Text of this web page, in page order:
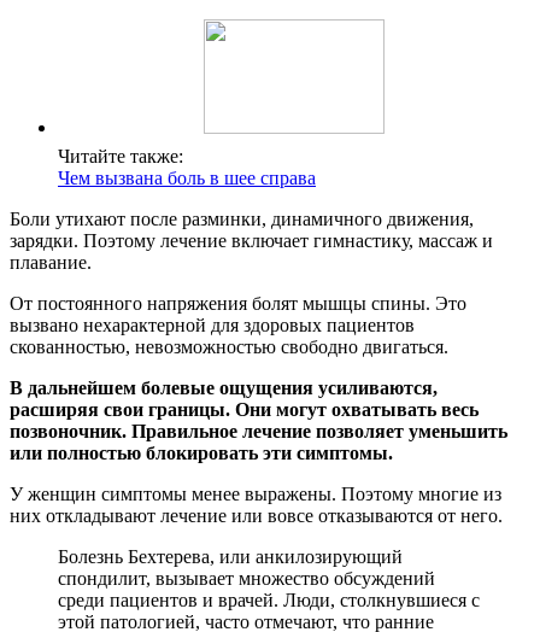
Читайте также:
Чем вызвана боль в шее справа
Боли утихают после разминки, динамичного движения,
зарядки. Поэтому лечение включает гимнастику, массаж и
плавание.
От постоянного напряжения болят мышцы спины. Это
вызвано нехарактерной для здоровых пациентов
скованностью, невозможностью свободно двигаться.
В дальнейшем болевые ощущения усиливаются,
расширяя свои границы. Они могут охватывать весь
позвоночник. Правильное лечение позволяет уменьшить
или полностью блокировать эти симптомы.
У женщин симптомы менее выражены. Поэтому многие из
них откладывают лечение или вовсе отказываются от него.
Болезнь Бехтерева, или анкилозирующий
спондилит, вызывает множество обсуждений
среди пациентов и врачей. Люди, столкнувшиеся с
этой патологией, часто отмечают, что ранние